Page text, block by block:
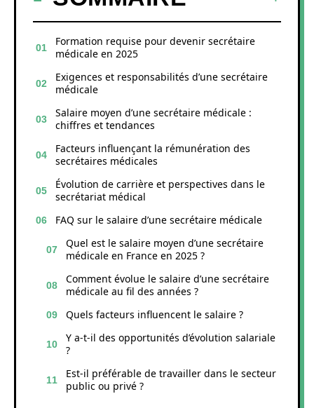
Formation requise pour devenir secrétaire
médicale en 2025
Exigences et responsabilités d’une secrétaire
médicale
Salaire moyen d’une secrétaire médicale :
chiffres et tendances
Facteurs influençant la rémunération des
secrétaires médicales
Évolution de carrière et perspectives dans le
secrétariat médical
FAQ sur le salaire d’une secrétaire médicale
Quel est le salaire moyen d’une secrétaire
médicale en France en 2025 ?
Comment évolue le salaire d’une secrétaire
médicale au fil des années ?
Quels facteurs influencent le salaire ?
Y a-t-il des opportunités d’évolution salariale
?
Est-il préférable de travailler dans le secteur
public ou privé ?